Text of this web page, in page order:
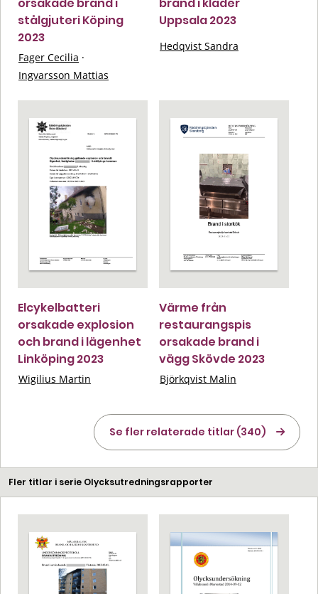
stålgjuteri Köping
2023
Fager Cecilia ·
Ingvarsson Mattias
Uppsala 2023
Hedqvist Sandra
Elcykelbatteri
orsakade explosion
och brand i lägenhet
Linköping 2023
Wigilius Martin
Värme från
restaurangspis
orsakade brand i
vägg Skövde 2023
Björkqvist Malin
Se fler relaterade titlar (340)
Fler titlar i serie Olycksutredningsrapporter